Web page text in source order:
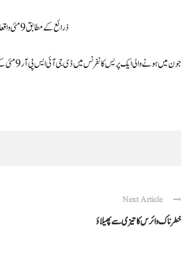
ذرائع کے مطابق 9 مئی واقعات میں ملوث افراد کے اعترافی بیانات ، شرپسندوں کی جانب سے بنائی گئی اپنی ویڈیوز اور سی سی ٹی وی فوٹیجزکی صورت میں تمام حقائق سامنے آ گئے ہیں ۔
جون
Next Article
خطرناک وائرس کا تیزی سے پھیلاؤ